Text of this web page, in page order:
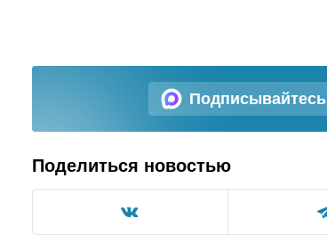
Подписывайтесь
Поделиться новостью